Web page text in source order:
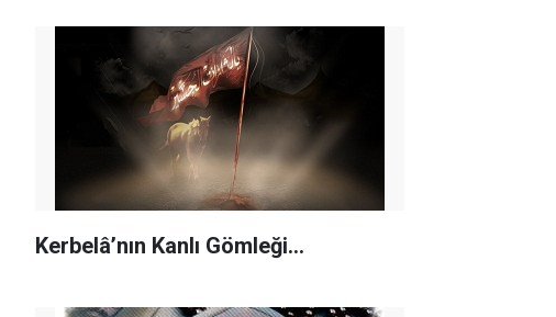
Kerbelâ’nın Kanlı Gömleği…